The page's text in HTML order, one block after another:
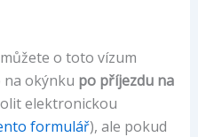
o toto vízum
na okýnku po příjezdu na
elektronickou
formulář), ale pokud